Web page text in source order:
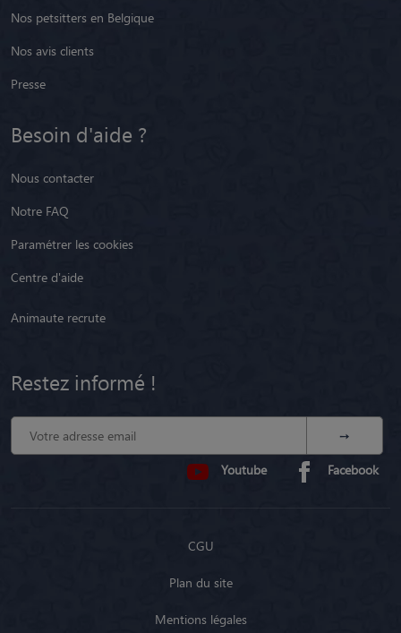
Nos petsitters en Belgique
Nos avis clients
Presse
Besoin d'aide ?
Nous contacter
Notre FAQ
Paramétrer les cookies
Centre d'aide
Animaute recrute
Restez informé !
Youtube Facebook
CGU
Plan du site
Mentions légales